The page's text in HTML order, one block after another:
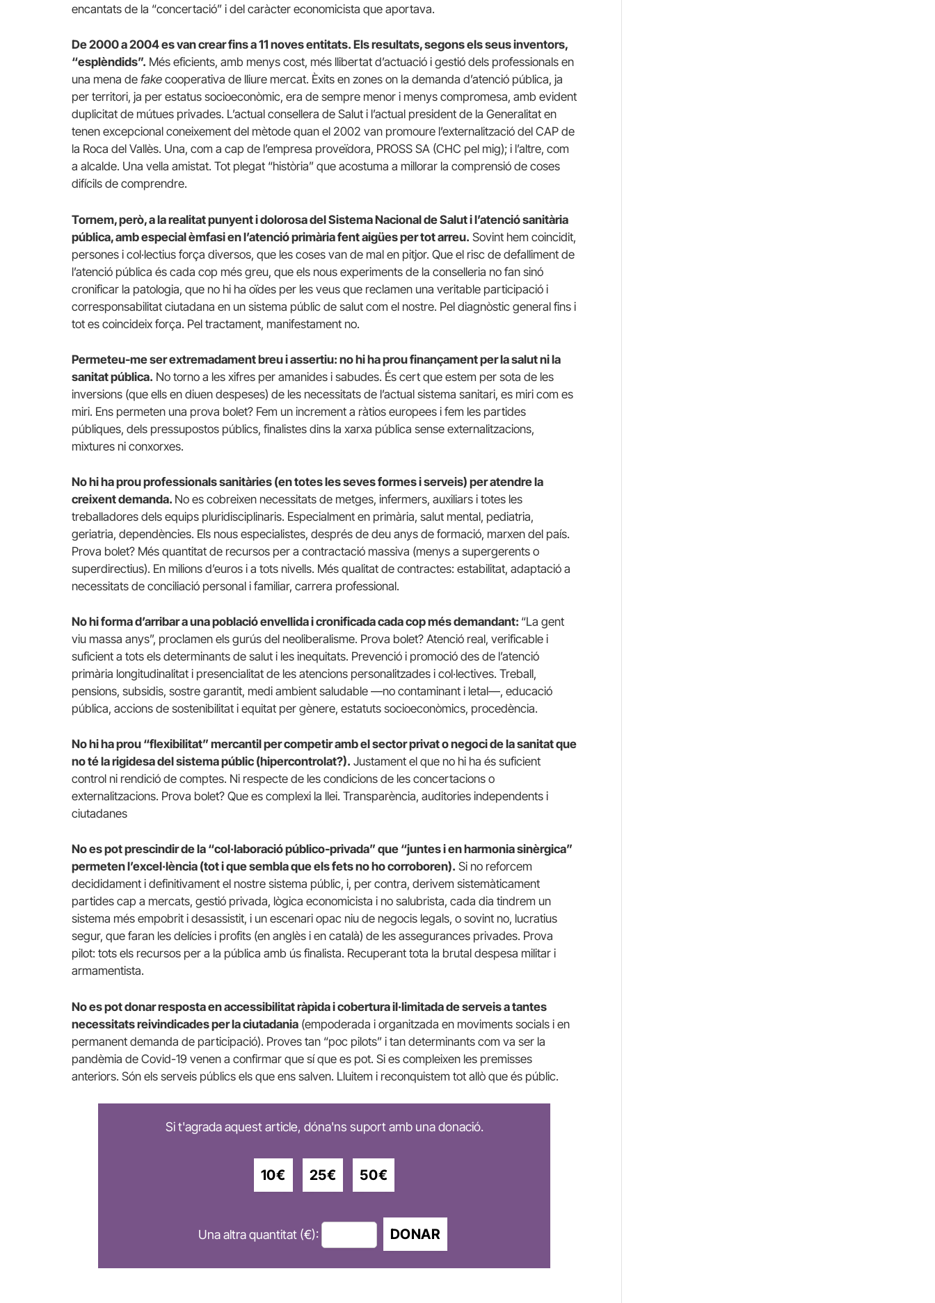
encantats de la “concertació” i del caràcter economicista que aportava.
De 2000 a 2004 es van crear fins a 11 noves entitats. Els resultats, segons els seus inventors,
“esplèndids”. Més eficients, amb menys cost, més llibertat d’actuació i gestió dels professionals en
una mena de fake cooperativa de lliure mercat. Èxits en zones on la demanda d’atenció pública, ja
per territori, ja per estatus socioeconòmic, era de sempre menor i menys compromesa, amb evident
duplicitat de mútues privades. L’actual consellera de Salut i l’actual president de la Generalitat en
tenen excepcional coneixement del mètode quan el 2002 van promoure l’externalització del CAP de
la Roca del Vallès. Una, com a cap de l’empresa proveïdora, PROSS SA (CHC pel mig); i l’altre, com
a alcalde. Una vella amistat. Tot plegat “història” que acostuma a millorar la comprensió de coses
difícils de comprendre.
Tornem, però, a la realitat punyent i dolorosa del Sistema Nacional de Salut i l’atenció sanitària
pública, amb especial èmfasi en l’atenció primària fent aigües per tot arreu. Sovint hem coincidit,
persones i col·lectius força diversos, que les coses van de mal en pitjor. Que el risc de defalliment de
l’atenció pública és cada cop més greu, que els nous experiments de la conselleria no fan sinó
cronificar la patologia, que no hi ha oïdes per les veus que reclamen una veritable participació i
corresponsabilitat ciutadana en un sistema públic de salut com el nostre. Pel diagnòstic general fins i
tot es coincideix força. Pel tractament, manifestament no.
Permeteu-me ser extremadament breu i assertiu: no hi ha prou finançament per la salut ni la
sanitat pública. No torno a les xifres per amanides i sabudes. És cert que estem per sota de les
inversions (que ells en diuen despeses) de les necessitats de l’actual sistema sanitari, es miri com es
miri. Ens permeten una prova bolet? Fem un increment a ràtios europees i fem les partides
públiques, dels pressupostos públics, finalistes dins la xarxa pública sense externalitzacions,
mixtures ni conxorxes.
No hi ha prou professionals sanitàries (en totes les seves formes i serveis) per atendre la
creixent demanda. No es cobreixen necessitats de metges, infermers, auxiliars i totes les
treballadores dels equips pluridisciplinaris. Especialment en primària, salut mental, pediatria,
geriatria, dependències. Els nous especialistes, després de deu anys de formació, marxen del país.
Prova bolet? Més quantitat de recursos per a contractació massiva (menys a supergerents o
superdirectius). En milions d’euros i a tots nivells. Més qualitat de contractes: estabilitat, adaptació a
necessitats de conciliació personal i familiar, carrera professional.
No hi forma d’arribar a una població envellida i cronificada cada cop més demandant: “La gent
viu massa anys”, proclamen els gurús del neoliberalisme. Prova bolet? Atenció real, verificable i
suficient a tots els determinants de salut i les inequitats. Prevenció i promoció des de l’atenció
primària longitudinalitat i presencialitat de les atencions personalitzades i col·lectives. Treball,
pensions, subsidis, sostre garantit, medi ambient saludable —no contaminant i letal—, educació
pública, accions de sostenibilitat i equitat per gènere, estatuts socioeconòmics, procedència.
No hi ha prou “flexibilitat” mercantil per competir amb el sector privat o negoci de la sanitat que
no té la rigidesa del sistema públic (hipercontrolat?). Justament el que no hi ha és suficient
control ni rendició de comptes. Ni respecte de les condicions de les concertacions o
externalitzacions. Prova bolet? Que es complexi la llei. Transparència, auditories independents i
ciutadanes
No es pot prescindir de la “col·laboració público-privada” que “juntes i en harmonia sinèrgica”
permeten l’excel·lència (tot i que sembla que els fets no ho corroboren). Si no reforcem
decididament i definitivament el nostre sistema públic, i, per contra, derivem sistemàticament
partides cap a mercats, gestió privada, lògica economicista i no salubrista, cada dia tindrem un
sistema més empobrit i desassistit, i un escenari opac niu de negocis legals, o sovint no, lucratius
segur, que faran les delícies i profits (en anglès i en català) de les assegurances privades. Prova
pilot: tots els recursos per a la pública amb ús finalista. Recuperant tota la brutal despesa militar i
armamentista.
No es pot donar resposta en accessibilitat ràpida i cobertura il·limitada de serveis a tantes
necessitats reivindicades per la ciutadania (empoderada i organitzada en moviments socials i en
permanent demanda de participació). Proves tan “poc pilots” i tan determinants com va ser la
pandèmia de Covid-19 venen a confirmar que sí que es pot. Si es compleixen les premisses
anteriors. Són els serveis públics els que ens salven. Lluitem i reconquistem tot allò que és públic.
Si t'agrada aquest article, dóna'ns suport amb una donació.
10€ 25€ 50€
Una altra quantitat (€): DONAR